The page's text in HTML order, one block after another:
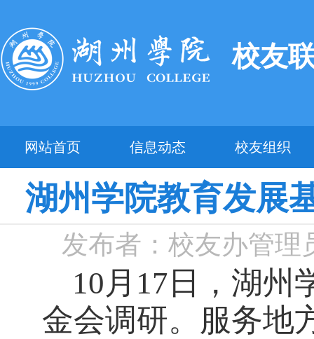
校友
网站首页 信息动态 校友组织
湖州学院教育发展
发布者：校友办管理
10月17日，湖州
金会调研。服务地